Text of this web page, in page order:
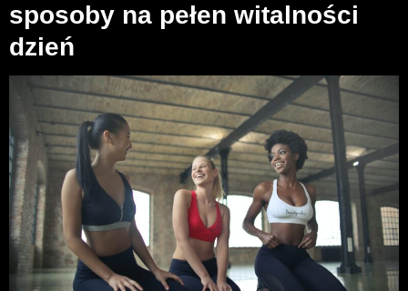
sposoby na pełen witalności
dzień